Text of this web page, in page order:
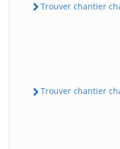
Trouver chantier
Trouver chantier